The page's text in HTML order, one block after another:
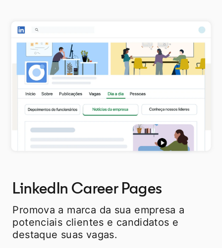
LinkedIn Career Pages
Promova a marca da sua empresa a
potenciais clientes e candidatos e
destaque suas vagas.